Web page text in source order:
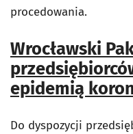
procedowania.
Wrocławski
epidemią
Do dyspozycji